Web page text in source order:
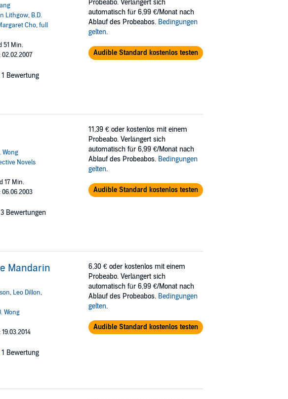
Lithgow, B.D.
Cho,full
51 Min.
1 Bewertung
Probeabo. Verlängert sich
automatisch für 6,99 €/Monat nach
Ablauf des Probeabos. Bedingungen
gelten.
Audible Standard kostenlos testen
Wong
Novels
17 Min.
3 Bewertungen
11,39 € oder kostenlos mit einem
Probeabo. Verlängert sich
automatisch für 6,99 €/Monat nach
Ablauf des Probeabos. Bedingungen
gelten.
Audible Standard kostenlos testen
Mandarin
, Leo Dillon,
Wong
1 Bewertung
6,30 € oder kostenlos mit einem
Probeabo. Verlängert sich
automatisch für 6,99 €/Monat nach
Ablauf des Probeabos. Bedingungen
gelten.
Audible Standard kostenlos testen